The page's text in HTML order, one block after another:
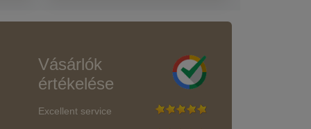
Vásárlók
értékelése
Excellent service